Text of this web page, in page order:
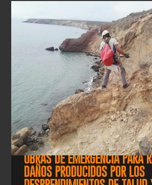
OBRAS DE EMERGENCIA PARA
DAÑOS PRODUCIDOS POR LOS